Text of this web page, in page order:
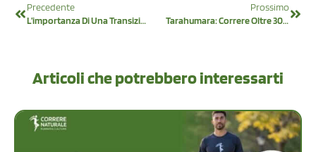
Precedente
L’importanza Di Una Transizione Sicura
Prossimo
Tarahumara: Correre Oltre 300 Km
Articoli che potrebbero interessarti